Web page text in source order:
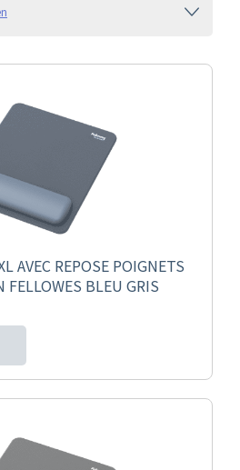
AVEC REPOSE POIGNETS
FELLOWES BLEU GRIS